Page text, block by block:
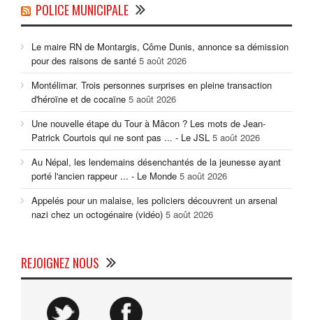
POLICE MUNICIPALE
Le maire RN de Montargis, Côme Dunis, annonce sa démission
pour des raisons de santé 5 août 2026
Montélimar. Trois personnes surprises en pleine transaction
d'héroïne et de cocaïne 5 août 2026
Une nouvelle étape du Tour à Mâcon ? Les mots de Jean-
Patrick Courtois qui ne sont pas ... - Le JSL 5 août 2026
Au Népal, les lendemains désenchantés de la jeunesse ayant
porté l'ancien rappeur ... - Le Monde 5 août 2026
Appelés pour un malaise, les policiers découvrent un arsenal
nazi chez un octogénaire (vidéo) 5 août 2026
REJOIGNEZ NOUS